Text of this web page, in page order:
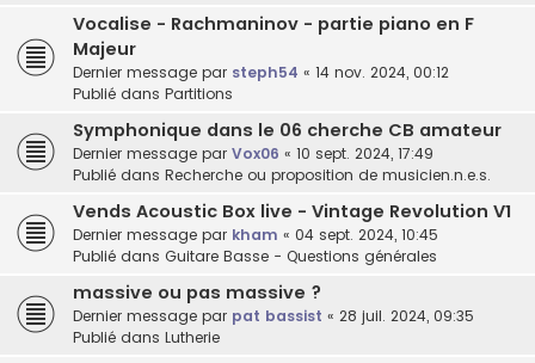
Vocalise - Rachmaninov - partie piano en F
Majeur
Dernier message par steph54 « 14 nov. 2024, 00:12
Publié dans Partitions
Symphonique dans le 06 cherche CB amateur
Dernier message par Vox06 « 10 sept. 2024, 17:49
Publié dans Recherche ou proposition de musicien.n.e.s.
Vends Acoustic Box live - Vintage Revolution V1
Dernier message par kham « 04 sept. 2024, 10:45
Publié dans Guitare Basse - Questions générales
massive ou pas massive ?
Dernier message par pat bassist « 28 juil. 2024, 09:35
Publié dans Lutherie